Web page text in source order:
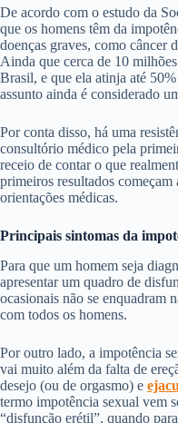
De acordo com o estudo da
que os homens têm da
doenças graves, como câncer
Ainda que cerca de 10
Brasil, e que ela atinja até
assunto ainda é considerado
Por conta disso, há uma
consultório médico pela
receio de contar o que
primeiros resultados começam
orientações médicas.
Principais sintomas da
Para que um homem seja
apresentar um quadro de
ocasionais não se enquadram
com todos os homens.
Por outro lado, a impotência
vai muito além da falta de
desejo (ou de orgasmo) e
termo impotência sexual vem
“disfunção erétil”, quando